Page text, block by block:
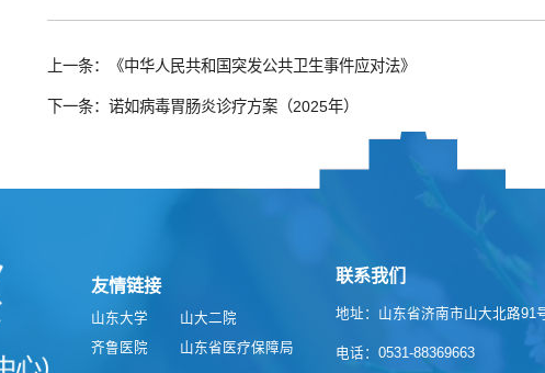
上一条：《中华人民共和国突发公共卫生事件应对法》
下一条：诺如病毒胃肠炎诊疗方案（2025年）
友情链接
山东大学
山大二院
齐鲁医院
山东省医疗保障局
联系我们
地址：山东省济南市山大北路91
电话：0531-88369663